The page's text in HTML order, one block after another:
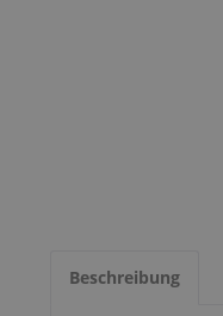
Beschreibung